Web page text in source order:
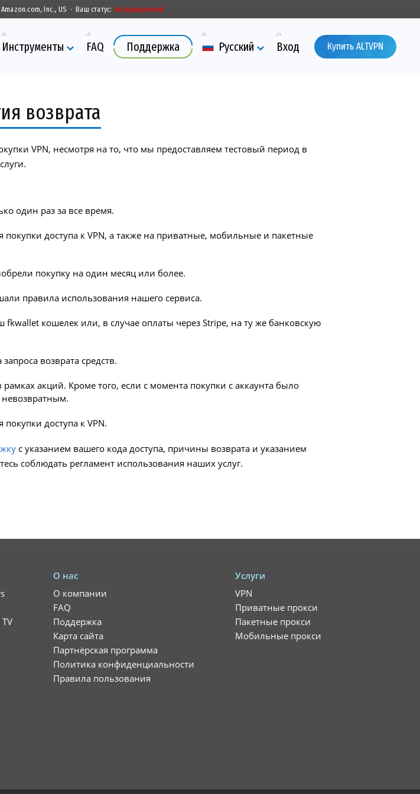
Amazon.com, Inc., US · Ваш статус: Незащищенный
Инструменты FAQ Поддержка Русский Вход Купить ALTVPN
возврата
VPN, несмотря на то, что мы предоставляем тестовый период в
один раз за все время.
покупки доступа к VPN, а также на приватные, мобильные и пакетные
покупку на один месяц или более.
правила использования нашего сервиса.
кошелек или, в случае оплаты через Stripe, на ту же банковскую
возврата средств.
акций. Кроме того, если с момента покупки с аккаунта было
невозвратным.
доступа к VPN.
с указанием вашего кода доступа, причины возврата и указанием
соблюдать регламент использования наших услуг.
О нас
О компании
FAQ
Поддержка
Карта сайта
Партнёрская программа
Политика конфиденциальности
Правила пользования
Услуги
VPN
Приватные прокси
Пакетные прокси
Мобильные прокси